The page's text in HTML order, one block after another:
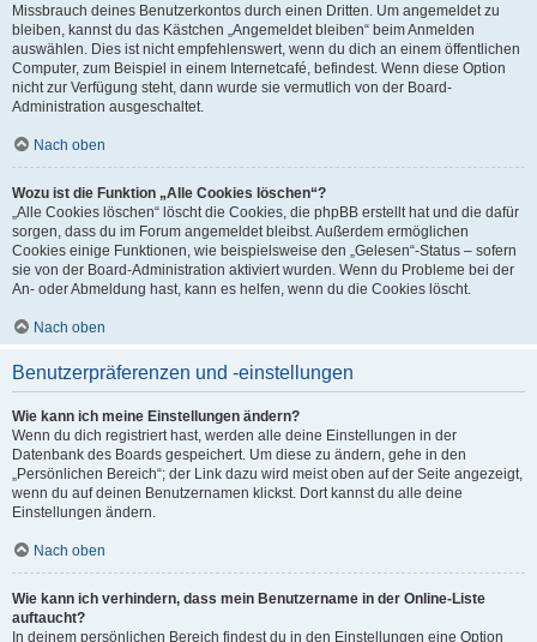
Missbrauch deines Benutzerkontos durch einen Dritten. Um angemeldet zu
bleiben, kannst du das Kästchen „Angemeldet bleiben“ beim Anmelden
auswählen. Dies ist nicht empfehlenswert, wenn du dich an einem öffentlichen
Computer, zum Beispiel in einem Internetcafé, befindest. Wenn diese Option
nicht zur Verfügung steht, dann wurde sie vermutlich von der Board-
Administration ausgeschaltet.
Nach oben
Wozu ist die Funktion „Alle Cookies löschen“?
„Alle Cookies löschen“ löscht die Cookies, die phpBB erstellt hat und die dafür
sorgen, dass du im Forum angemeldet bleibst. Außerdem ermöglichen
Cookies einige Funktionen, wie beispielsweise den „Gelesen“-Status – sofern
sie von der Board-Administration aktiviert wurden. Wenn du Probleme bei der
An- oder Abmeldung hast, kann es helfen, wenn du die Cookies löscht.
Nach oben
Benutzerpräferenzen und -einstellungen
Wie kann ich meine Einstellungen ändern?
Wenn du dich registriert hast, werden alle deine Einstellungen in der
Datenbank des Boards gespeichert. Um diese zu ändern, gehe in den
„Persönlichen Bereich“; der Link dazu wird meist oben auf der Seite angezeigt,
wenn du auf deinen Benutzernamen klickst. Dort kannst du alle deine
Einstellungen ändern.
Nach oben
Wie kann ich verhindern, dass mein Benutzername in der Online-Liste
auftaucht?
In deinem persönlichen Bereich findest du in den Einstellungen eine Option